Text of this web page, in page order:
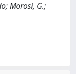
Morosi, G.;